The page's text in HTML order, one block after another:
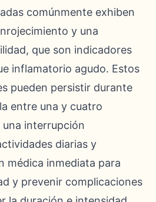
comúnmente exhiben
y una
que son indicadores
inflamatorio agudo. Estos
pueden persistir durante
entre una y cuatro
una interrupción
diarias y
médica inmediata para
y prevenir complicaciones